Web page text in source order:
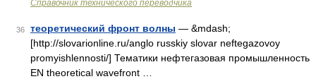
Справочник технического переводчика
36 теоретический фронт волны — &mdash;
[http://slovarionline.ru/anglo russkiy slovar neftegazovoy
promyishlennosti/] Тематики нефтегазовая промышленность
EN theoretical wavefront …